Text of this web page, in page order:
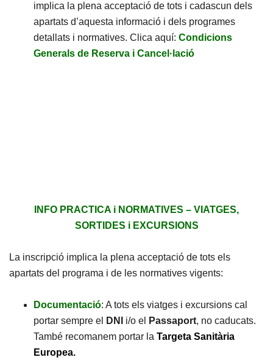
implica la plena acceptació de tots i cadascun dels
apartats d’aquesta informació i dels programes
detallats i normatives. Clica aquí: Condicions
Generals de Reserva i Cancel·lació
INFO PRACTICA i NORMATIVES – VIATGES,
SORTIDES i EXCURSIONS
La inscripció implica la plena acceptació de tots els
apartats del programa i de les normatives vigents:
Documentació: A tots els viatges i excursions cal
portar sempre el
DNI i/o el Passaport, no caducats.
També recomanem portar la Targeta Sanitària
Europea.